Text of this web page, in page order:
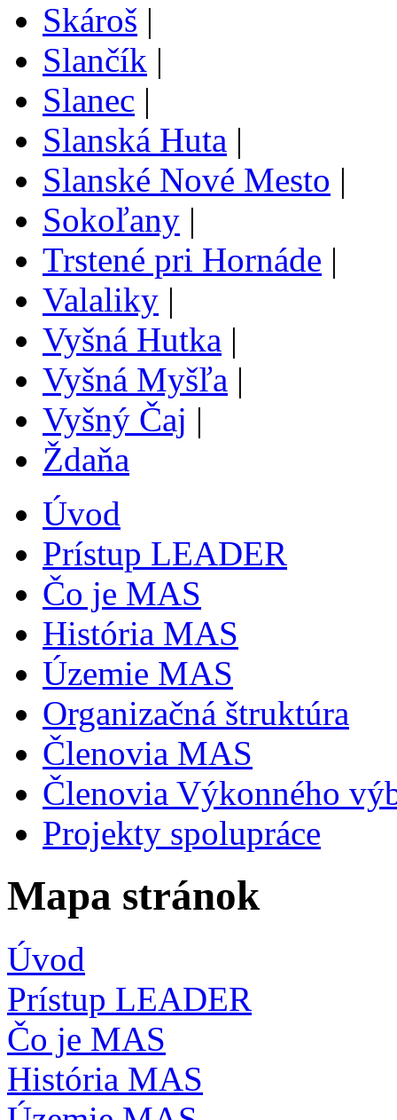
Skároš |
Slančík |
Slanec |
Slanská Huta |
Slanské Nové Mesto |
Sokoľany |
Trstené pri Hornáde |
Valaliky |
Vyšná Hutka |
Vyšná Myšľa |
Vyšný Čaj |
Ždaňa
Úvod
Prístup LEADER
Čo je MAS
História MAS
Územie MAS
Organizačná štruktúra
Členovia MAS
Členovia Výkonného
Projekty spolupráce
Mapa stránok
Úvod
Prístup LEADER
Čo je MAS
História MAS